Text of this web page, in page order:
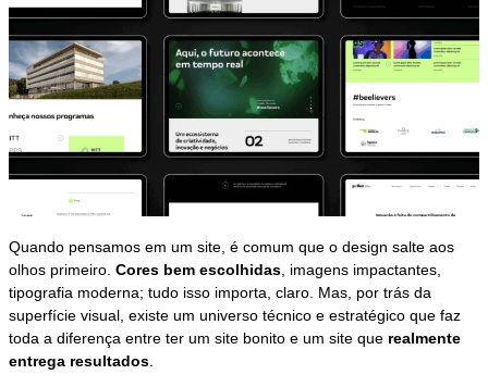
Quando pensamos em um site, é comum que o design salte aos
olhos primeiro.Cores bem escolhidas , imagens impactantes,
tipografia moderna; tudo isso importa, claro. Mas, por trás da
superfície visual, existe um universo técnico e estratégico que faz
toda a diferença entre ter um site bonito e um site que realmente
entrega resultados